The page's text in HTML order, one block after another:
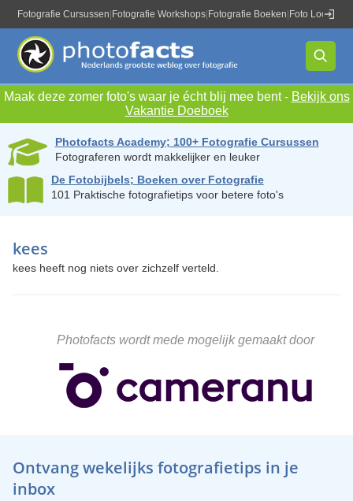
Fotografie Cursussen Fotografie Workshops Fotografie Boeken Foto Locaties
Maak deze zomer foto's waar je écht blij mee bent - Bekijk ons
Vakantie Doeboek
Photofacts Academy; 100+ Fotografie Cursussen
Fotograferen wordt makkelijker en leuker
De Fotobijbels; Boeken over Fotografie
101 Praktische fotografietips voor betere foto's
kees
kees heeft nog niets over zichzelf verteld.
Photofacts wordt mede mogelijk gemaakt door
Ontvang wekelijks fotografietips in je
inbox